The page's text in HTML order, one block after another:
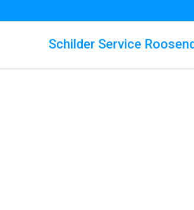
Schilder Service